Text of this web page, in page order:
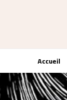
Accueil